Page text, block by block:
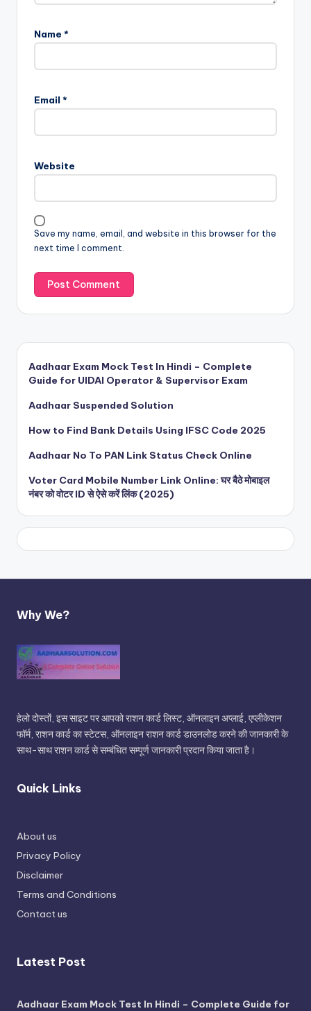
Name *
Email *
Website
Save my name, email, and website in this browser for the
next time I comment.
Aadhaar Exam Mock Test In Hindi – Complete
Guide for UIDAI Operator & Supervisor Exam
Aadhaar Suspended Solution
How to Find Bank Details Using IFSC Code 2025
Aadhaar No To PAN Link Status Check Online
Voter Card Mobile Number Link Online: घर बैठे मोबाइल
नंबर को वोटर ID से ऐसे करें लिंक (2025)
Why We?
हेलो दोस्तों, इस साइट पर आपको राशन कार्ड लिस्ट, ऑनलाइन अप्लाई, एप्लीकेशन
फॉर्म, राशन कार्ड का स्टेटस, ऑनलाइन राशन कार्ड डाउनलोड करने की जानकारी के
साथ-साथ राशन कार्ड से सम्बंधित सम्पूर्ण जानकारी प्रदान किया जाता है।
Quick Links
About us
Privacy Policy
Disclaimer
Terms and Conditions
Contact us
Latest Post
Aadhaar Exam Mock Test In Hindi – Complete Guide for